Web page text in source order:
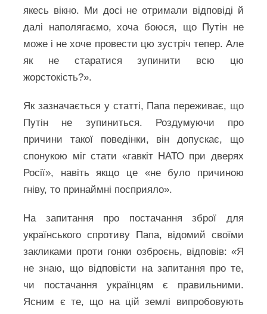
якесь вікно. Ми досі не отримали відповіді й
далі наполягаємо, хоча боюся, що Путін не
може і не хоче провести цю зустріч тепер. Але
як не старатися зупинити всю цю
жорстокість?».
Як зазначається у статті, Папа переживає, що
Путін не зупиниться. Роздумуючи про
причини такої поведінки, він допускає, що
спонукою міг стати «гавкіт НАТО при дверях
Росії», навіть якщо це «не було причиною
гніву, то принаймні посприяло».
На запитання про постачання зброї для
українського спротиву Папа, відомий своїми
закликами проти гонки озброєнь, відповів: «Я
не знаю, що відповісти на запитання про те,
чи постачання українцям є правильними.
Ясним є те, що на цій землі випробовують